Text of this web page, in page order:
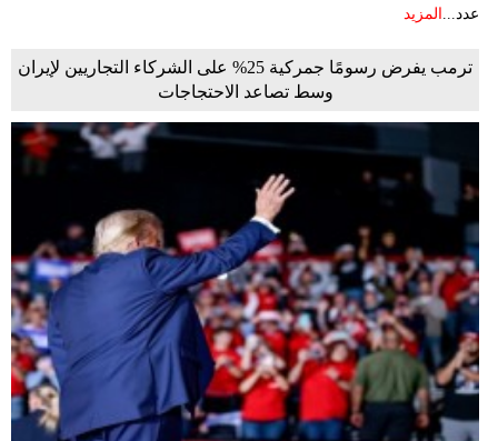
عدد... المزيد
ترمب يفرض رسومًا جمركية 25% على الشركاء التجاريين لإيران
وسط تصاعد الاحتجاجات